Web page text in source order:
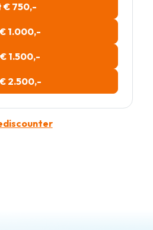
€ 750,-
1.000,-
1.500,-
2.500,-